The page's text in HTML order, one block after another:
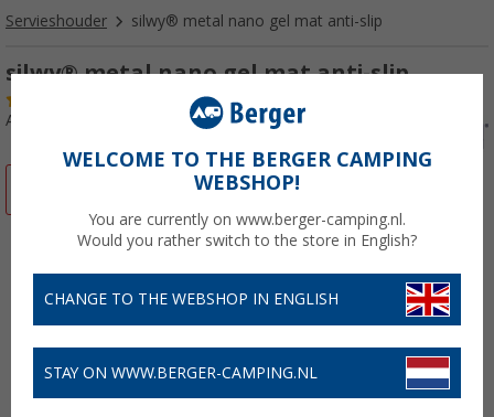
Servieshouder silwy® metal nano gel mat anti-slip
silwy® metal nano gel mat anti-slip
Artikelnr: 487210
WELCOME TO THE BERGER CAMPING
WEBSHOP!
You are currently on www.berger-camping.nl.
Would you rather switch to the store in English?
CHANGE TO THE WEBSHOP IN ENGLISH
STAY ON WWW.BERGER-CAMPING.NL